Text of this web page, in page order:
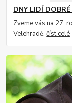
DNY LIDÍ
Zveme vás na 27.
Velehradě.číst celé